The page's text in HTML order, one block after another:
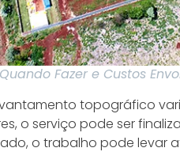
Fazer e Custos
topográfico
o serviço pode ser
o trabalho pode levar